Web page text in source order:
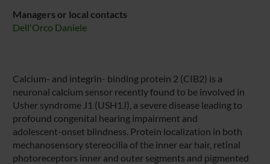
Managers or local contacts
Dell'Orco Daniele
Calcium- and integrin- binding protein 2 (CIB2) is a
neuronal calcium sensor recently found to be involved in
Usher syndrome J1 (USH1J), a severe disease leading to
profound congenital hearing impairment and
adolescent-onset blindness. Protein localization in both
mechanosensory stereocilia of the inner ear hair, retinal
photoreceptors inner and outer segments and pigmented